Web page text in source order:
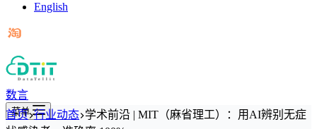
English
数言
菜单
首页 行业动态 学术前沿 | MIT（麻省理工）：用AI辨别无症